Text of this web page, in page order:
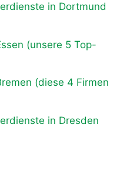
in Dortmund
(unsere 5 Top-
(diese 4 Firmen
in Dresden